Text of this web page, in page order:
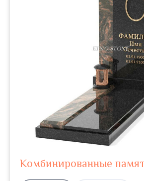
Комбинированные